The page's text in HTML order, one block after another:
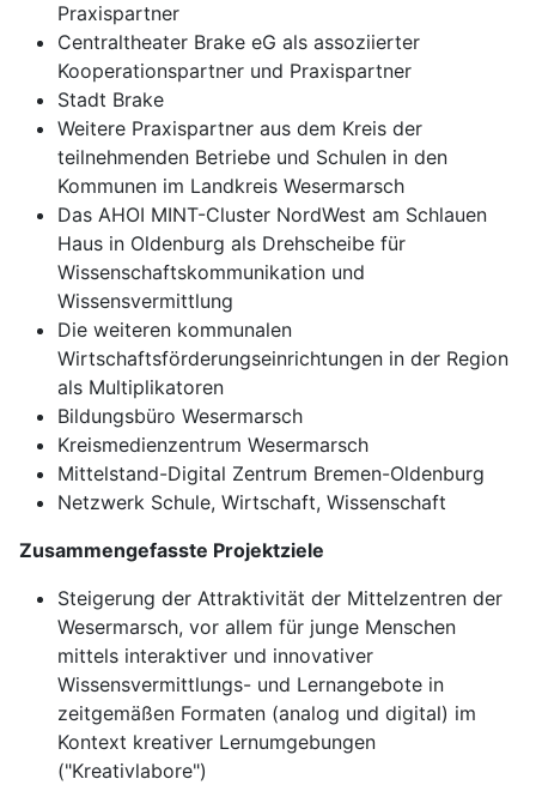
Praxispartner
Centraltheater Brake eG als assoziierter
Kooperationspartner und Praxispartner
Stadt Brake
Weitere Praxispartner aus dem Kreis der
teilnehmenden Betriebe und Schulen in den
Kommunen im Landkreis Wesermarsch
Das AHOI MINT-Cluster NordWest am Schlauen
Haus in Oldenburg als Drehscheibe für
Wissenschaftskommunikation und
Wissensvermittlung
Die weiteren kommunalen
Wirtschaftsförderungseinrichtungen in der Region
als Multiplikatoren
Bildungsbüro Wesermarsch
Kreismedienzentrum Wesermarsch
Mittelstand-Digital Zentrum Bremen-Oldenburg
Netzwerk Schule, Wirtschaft, Wissenschaft
Zusammengefasste Projektziele
Steigerung der Attraktivität der Mittelzentren der
Wesermarsch, vor allem für junge Menschen
mittels interaktiver und innovativer
Wissensvermittlungs- und Lernangebote in
zeitgemäßen Formaten (analog und digital) im
Kontext kreativer Lernumgebungen
("Kreativlabore")